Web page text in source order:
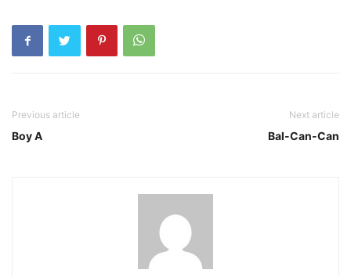
Previous article
Boy A
Next article
Bal-Can-Can